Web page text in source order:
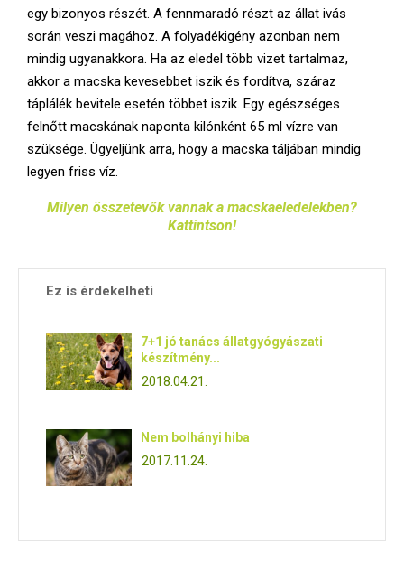
egy bizonyos részét. A fennmaradó részt az állat ivás
során veszi magához. A folyadékigény azonban nem
mindig ugyanakkora. Ha az eledel több vizet tartalmaz,
akkor a macska kevesebbet iszik és fordítva, száraz
táplálék bevitele esetén többet iszik. Egy egészséges
felnőtt macskának naponta kilónként 65 ml vízre van
szüksége. Ügyeljünk arra, hogy a macska táljában mindig
legyen friss víz.
Milyen összetevők vannak a macskaeledelekben?
Kattintson!
Ez is érdekelheti
7+1 jó tanács állatgyógyászati
készítmény...
2018.04.21.
Nem bolhányi hiba
2017.11.24.